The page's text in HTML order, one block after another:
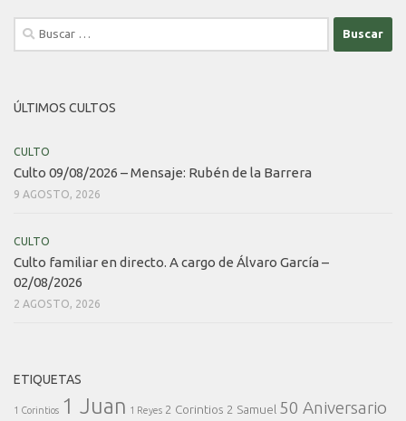
Buscar:
ÚLTIMOS CULTOS
CULTO
Culto 09/08/2026 – Mensaje: Rubén de la Barrera
9 AGOSTO, 2026
CULTO
Culto familiar en directo. A cargo de Álvaro García –
02/08/2026
2 AGOSTO, 2026
ETIQUETAS
1 Corintios 1 Juan 1 Reyes 2 Corintios 2 Samuel 50 Aniversario